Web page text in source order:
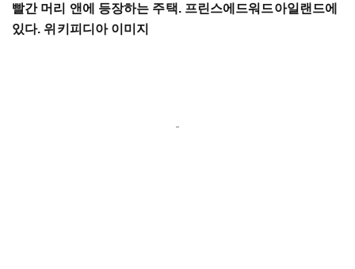
빨간 머리 앤에 등장하는 주택. 프린스에드워드아일랜드에
있다. 위키피디아 이미지